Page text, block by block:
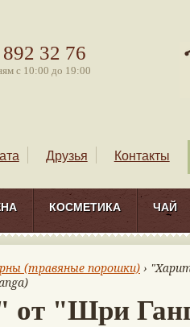
32 76
с 10:00 до 19:00
Друзья Контакты
КОСМЕТИКА ЧАЙ
(травяные порошки) ›
от "Шри